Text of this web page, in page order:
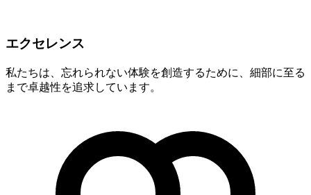
エクセレンス
私たちは、忘れられない体験を創造するために、細部に至る
まで卓越性を追求しています。